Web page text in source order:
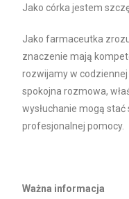
Jako córka jestem
Jako farmaceutka
znaczenie mają
rozwijamy w
spokojna rozmowa,
wysłuchanie mogą
profesjonalnej pomocy.
Ważna informacja